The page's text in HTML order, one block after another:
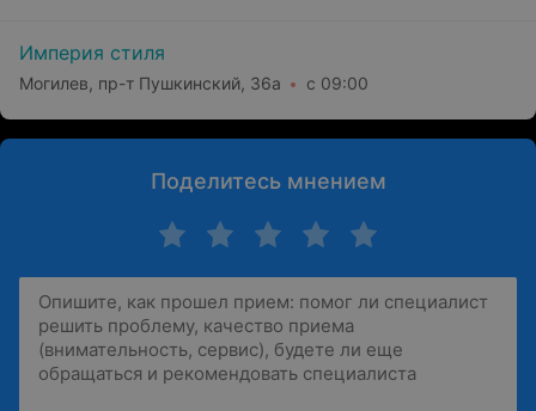
Империя стиля
Могилев, пр-т Пушкинский, 36а с 09:00
Поделитесь мнением